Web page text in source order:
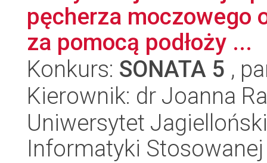
pęcherza moczowego
za pomocą podłoży ...
Konkurs: SONATA 5 ,
Kierownik: dr Joanna
Uniwersytet
Informatyki Stosowanej